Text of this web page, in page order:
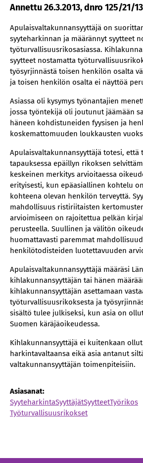
Annettu 26.3.2013, dnro 125/21/13
Apulaisvaltakunnansyyttäjä on
syyteharkinnan ja määrännyt syytteet
työturvallisuusrikosasiassa.
syytteet nostamatta
työsyrjinnästä toisen henkilön osalta
ja toisen henkilön osalta ei näyttöä
Asiassa oli kysymys työnantajien
jossa työntekijä oli joutunut jäämään
häneen kohdistuneiden fyysisen ja
koskemattomuuden loukkausten
Apulaisvaltakunnansyyttäjä totesi, että
tapauksessa epäillyn rikoksen
keskeinen merkitys arvioitaessa
erityisesti, kun epäasiallinen kohtelu
kohteena olevan henkilön terveyttä.
mahdollisuus ristiriitaisten
arvioimiseen on rajoitettua pelkän
perusteella. Suullinen ja välitön
huomattavasti paremmat
henkilötodisteiden luotettavuuden
Apulaisvaltakunnansyyttäjä määräsi
kihlakunnansyyttäjän tai hänen
kihlakunnansyyttäjän asettamaan
työturvallisuusrikoksesta ja
sisältö tulee julkiseksi, kun asia on
Suomen käräjäoikeudessa.
Kihlakunnansyyttäjä ei kuitenkaan
harkintavaltaansa eikä asia antanut
valtakunnansyyttäjän toimenpiteisiin.
Asiasanat:
SyyteharkintaSyyttäjätSyytteetTyörikos
Työturvallisuusrikokset